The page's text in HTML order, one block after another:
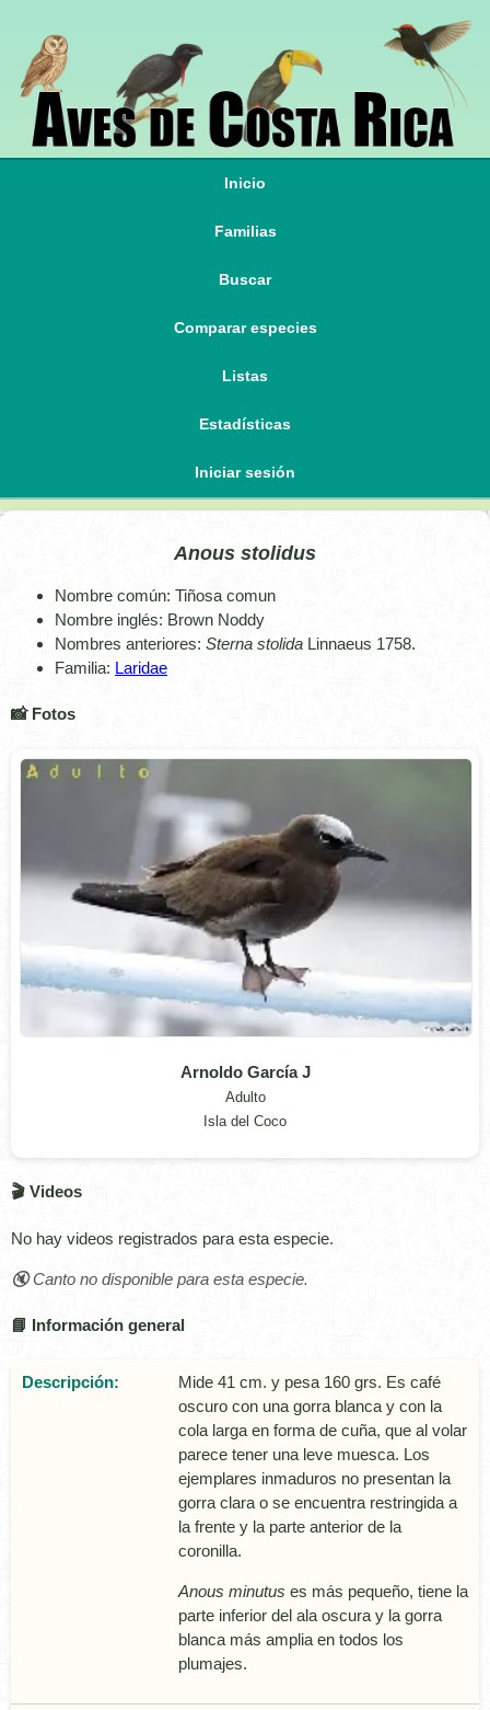
Inicio
Familias
Buscar
Comparar especies
Listas
Estadísticas
Iniciar sesión
Anous stolidus
Nombre común: Tiñosa comun
Nombre inglés: Brown Noddy
Nombres anteriores: Sterna stolida Linnaeus 1758.
Familia: Laridae
📸 Fotos
Arnoldo García J
Adulto
Isla del Coco
🎬 Videos
No hay videos registrados para esta especie.
🔇 Canto no disponible para esta especie.
📘 Información general
Descripción:
Mide 41 cm. y pesa 160 grs. Es café
oscuro con una gorra blanca y con la
cola larga en forma de cuña, que al volar
parece tener una leve muesca. Los
ejemplares inmaduros no presentan la
gorra clara o se encuentra restringida a
la frente y la parte anterior de la
coronilla.
Anous minutus es más pequeño, tiene la
parte inferior del ala oscura y la gorra
blanca más amplia en todos los
plumajes.